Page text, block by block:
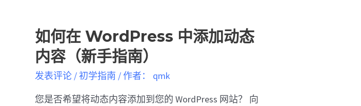
如何在 WordPress 中添加动态
内容（新手指南）
发表评论 /初学指南 / 作者：
qmk
您是否希望将动态内容添加到您的 WordPress 网站？ 向